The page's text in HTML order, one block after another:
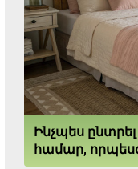
Ինչպես
համար,